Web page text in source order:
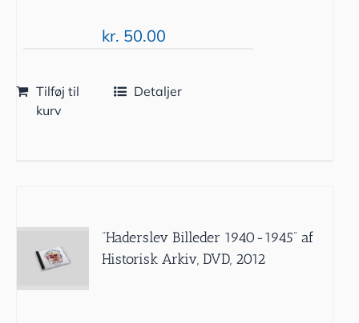
kr. 50.00
Tilføj til
kurv
Detaljer
”Haderslev Billeder 1940-1945” af
Historisk Arkiv, DVD, 2012